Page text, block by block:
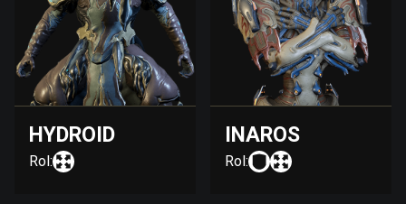
HYDROID
Rol:
INAROS
Rol: